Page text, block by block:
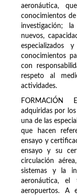
aeronáutica,
conocimientos
investigación;
nuevos,
especializados
conocimientos
con
respeto al
actividades.
FORMACIÓN
adquiridas por los
una de las
que hacen
ensayo y
ensayo y su
circulación
sistemas y la
aeronáutica,
aeropuertos. A